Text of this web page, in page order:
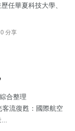
任華夏科技大學、
0 分享
合整理
復甦：國際航空